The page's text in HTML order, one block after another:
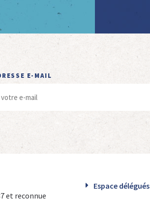
E-MAIL
et reconnue
Espace délégués